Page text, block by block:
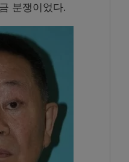
분쟁이었다.